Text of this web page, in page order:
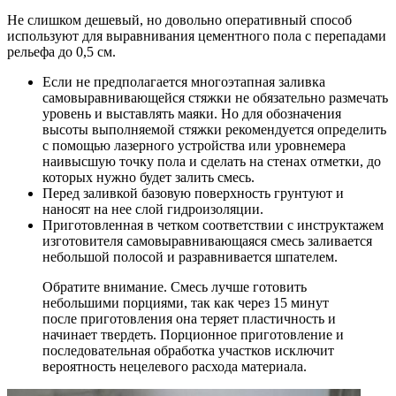
Не слишком дешевый, но довольно оперативный способ
используют для выравнивания цементного пола с перепадами
рельефа до 0,5 см.
Если не предполагается многоэтапная заливка
самовыравнивающейся стяжки не обязательно размечать
уровень и выставлять маяки. Но для обозначения
высоты выполняемой стяжки рекомендуется определить
с помощью лазерного устройства или уровнемера
наивысшую точку пола и сделать на стенах отметки, до
которых нужно будет залить смесь.
Перед заливкой базовую поверхность грунтуют и
наносят на нее слой гидроизоляции.
Приготовленная в четком соответствии с инструктажем
изготовителя самовыравнивающаяся смесь заливается
небольшой полосой и разравнивается шпателем.
Обратите внимание. Смесь лучше готовить
небольшими порциями, так как через 15 минут
после приготовления она теряет пластичность и
начинает твердеть. Порционное приготовление и
последовательная обработка участков исключит
вероятность нецелевого расхода материала.